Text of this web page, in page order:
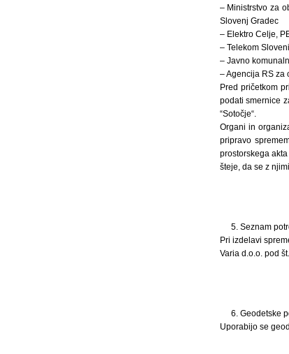
– Ministrstvo za
Slovenj Gradec
– Elektro Celje,
– Telekom
– Javno
– Agencija RS za
Pred pričetkom
podati smernice
“Sotočje“.
Organi in
pripravo
prostorskega
šteje, da se z
5. Seznam
Pri izdelavi
Varia d.o.o. pod
6. Geodetske
Uporabijo se